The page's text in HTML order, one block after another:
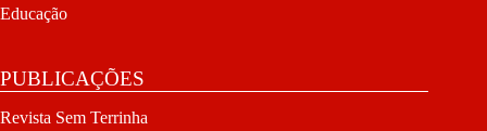
Educação
PUBLICAÇÕES
Revista Sem Terrinha